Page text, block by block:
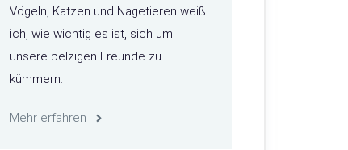
Vögeln, Katzen und Nagetieren weiß
ich, wie wichtig es ist, sich um
unsere pelzigen Freunde zu
kümmern.
Mehr erfahren